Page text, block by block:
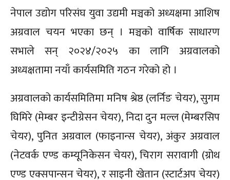
नेपाल उद्योग परिसंघ युवा उद्यमी मञ्चको अध्यक्षमा आशिष
अग्रवाल चयन भएका छन् । मञ्चको वार्षिक साधारण
सभाले सन् २०२४/२०२५ का लागि अग्रवालको
अध्यक्षतामा नयाँ कार्यसमिति गठन गरेको हो ।
अग्रवालको कार्यसमितिमा मनिष श्रेष्ठ (लर्निङ चेयर), सुगम
घिमिरे (मेम्बर इन्टीग्रेसन चेयर), निदा दुन मल्ल (मेम्बरसिप
चेयर), पुनित अग्रवाल (फाइनान्स चेयर), अंकुर अग्रवाल
(नेटवर्क एण्ड कम्यूनिकेसन चेयर), चिराग सरावागी (ग्रोथ
एण्ड एक्सपान्सन चेयर), र साइनी खेतान (स्टार्टअप चेयर)